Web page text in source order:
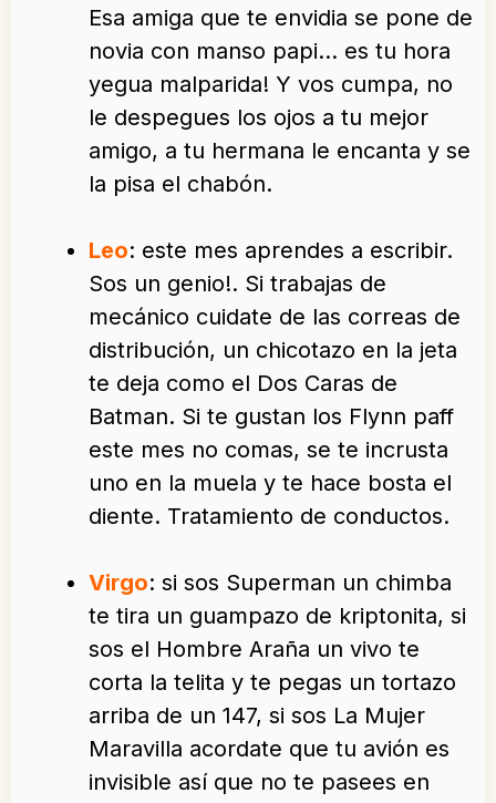
Esa amiga que te envidia se pone de
novia con manso papi… es tu hora
yegua malparida! Y vos cumpa, no
le despegues los ojos a tu mejor
amigo, a tu hermana le encanta y se
la pisa el chabón.
Leo: este mes aprendes a escribir.
Sos un genio!. Si trabajas de
mecánico cuidate de las correas de
distribución, un chicotazo en la jeta
te deja como el Dos Caras de
Batman. Si te gustan los Flynn paff
este mes no comas, se te incrusta
uno en la muela y te hace bosta el
diente. Tratamiento de conductos.
Virgo: si sos Superman un chimba
te tira un guampazo de kriptonita, si
sos el Hombre Araña un vivo te
corta la telita y te pegas un tortazo
arriba de un 147, si sos La Mujer
Maravilla acordate que tu avión es
invisible así que no te pasees en